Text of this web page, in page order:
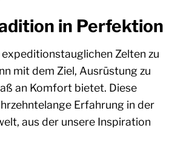
in Perfektion
Zelten zu
mit dem Ziel, Ausrüstung zu
an Komfort bietet. Diese
Erfahrung in der
aus der unsere Inspiration